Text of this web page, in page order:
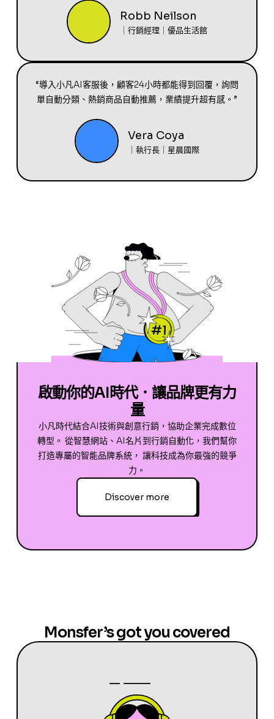
Robb Neilson
｜行銷經理｜優品生活館
“導入小凡AI客服後，顧客24小時都能得到回覆，詢問
單自動分類、熱銷商品自動推薦，業績提升超有感。”
Vera Coya
｜執行長｜星晨國際
啟動你的AI時代．讓品牌更有力
量
小凡時代結合AI技術與創意行銷，協助企業完成數位
轉型。 從智慧網站、AI名片到行銷自動化，我們幫你
打造專屬的智能品牌系統， 讓科技成為你最強的競爭
力。
Discover more
Monsfer’s got you covered